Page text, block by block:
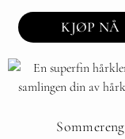
KJØP NÅ
Sommereng